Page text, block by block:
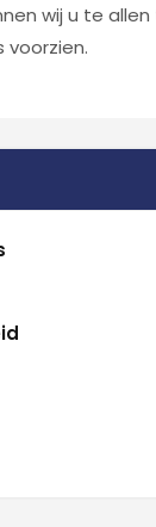
wij u te
voorzien.